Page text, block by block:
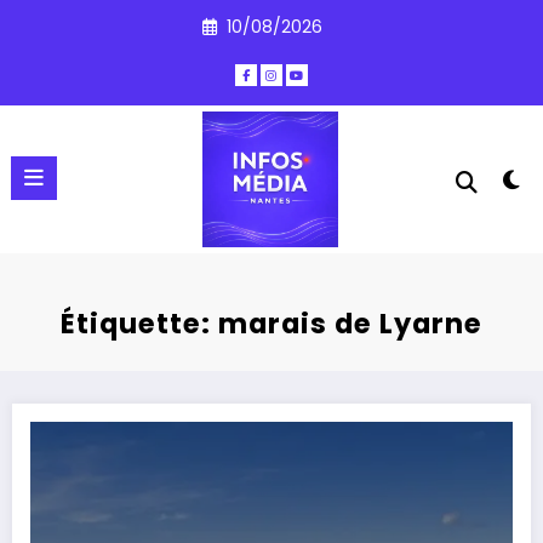
10/08/2026
Étiquette: marais de Lyarne